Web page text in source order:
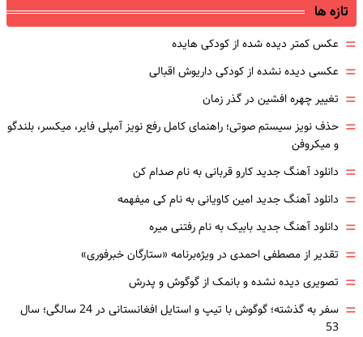
تازه ها
= عکس کمتر دیده شده از کودکی هایده
= عکسی دیده نشده از کودکی داریوش اقبالی
= تغییر چهره افشین در گذر زمان
= حذف نویز سیستم صوتی؛ راهنمای کامل رفع نویز آمپلی فایر، میکسر، بلندگو
و میکروفن
= دانلود آهنگ جدید کارو قربانی به نام صدام کن
= دانلود آهنگ جدید امین کاویانی به نام کی میفهمه
= دانلود آهنگ جدید بابیک به نام رفتنی میره
= تقدیر از مصطفی احمدی در ویژه‌برنامه «ستارگان خبرفوری»
= تصویری دیده نشده و بانمک از گوگوش و پدرش
=
سفر به گذشته؛ گوگوش با تیپ و استایل افغانستانی در 24 سالگی؛ سال
53